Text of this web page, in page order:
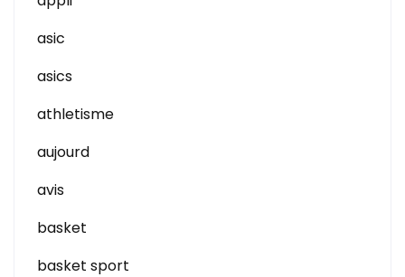
asic
asics
athletisme
aujourd
avis
basket
basket sport